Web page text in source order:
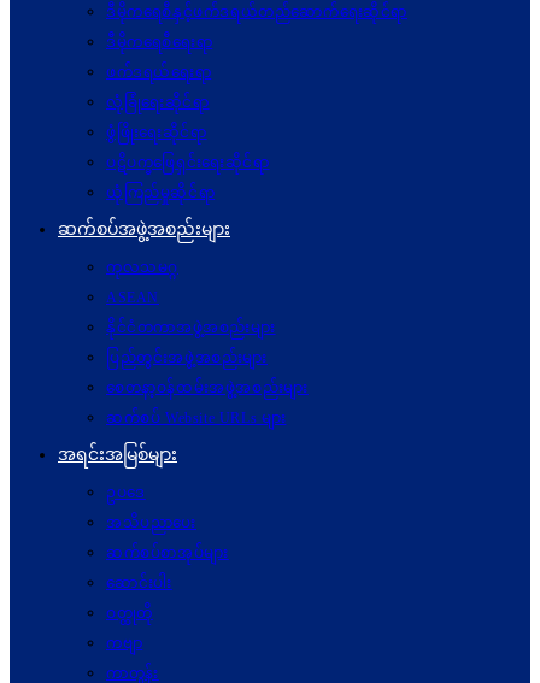
ဒီမိုကရေစီနှင့်ဖက်ဒရယ်တည်ဆောက်ရေးဆိုင်ရာ
ဒီမိုကရေစီရေးရာ
ဖက်ဒရယ်ရေးရာ
လုံခြုံရေးဆိုင်ရာ
ဖွံဖြိုးရေးဆိုင်ရာ
ပဋိပက္ခ‌ဖြေရှင်းရေးဆိုင်ရာ
ယုံကြည်မှုဆိုင်ရာ
ဆက်စပ်အဖွဲ့အစည်းများ
ကုလသမဂ္ဂ
ASEAN
နိုင်ငံတကာအဖွဲ့အစည်းများ
ပြည်တွင်းအဖွဲ့အစည်းများ
စေတနာ့ဝန်ထမ်းအဖွဲ့အစည်းများ
ဆက်စပ် Website URLs များ
အရင်းအမြစ်များ
ဥပဒေ
အသိပညာပေး
ဆက်စပ်စာအုပ်များ
ဆောင်းပါး
ဝတ္ထုတို
ကဗျာ
ကာတွန်း